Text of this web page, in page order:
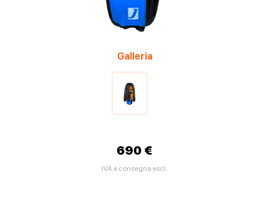
Galleria
690 €
IVA e consegna escl.